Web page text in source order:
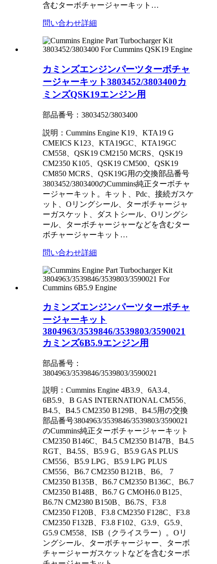
含むターボチャージャーキット…
問い合わせ詳細
カミンズエンジンパーツターボチャ
ージャーキット3803452/3803400カ
ミンズQSK19エンジン用
部品番号：3803452/3803400
説明：Cummins Engine K19、KTA19 G
CMEICS K123、KTA19GC、KTA19GC
CM558、QSK19 CM2150 MCRS、QSK19
CM2350 K105、QSK19 CM500、QSK19
CM850 MCRS、QSK19G用の交換部品番号
3803452/3803400のCummins純正ターボチャ
ージャーキット。キット、Pdc、接続ガスケ
ット、Oリングシール、ターボチャージャ
ーガスケット、ダストシール、Oリングシ
ール、ターボチャージャーなどを含むター
ボチャージャーキット…
問い合わせ詳細
カミンズエンジンパーツターボチャ
ージャーキット
3804963/3539846/3539803/3590021
カミンズ6B5.9エンジン用
部品番号：
3804963/3539846/3539803/3590021
説明：Cummins Engine 4B3.9、6A3.4、
6B5.9、B GAS INTERNATIONAL CM556、
B4.5、B4.5 CM2350 B129B、B4.5用の交換
部品番号3804963/3539846/3539803/3590021
のCummins純正ターボチャージャーキット
CM2350 B146C、B4.5 CM2350 B147B、B4.5
RGT、B4.5S、B5.9 G、B5.9 GAS PLUS
CM556、B5.9 LPG、B5.9 LPG PLUS
CM556、B6.7 CM2350 B121B、B6。 7
CM2350 B135B、B6.7 CM2350 B136C、B6.7
CM2350 B148B、B6.7 G CMOH6.0 B125、
B6.7N CM2380 B150B、B6.7S、F3.8
CM2350 F120B、F3.8 CM2350 F128C、F3.8
CM2350 F132B、F3.8 F102、G3.9、G5.9、
G5.9 CM558、ISB（クライスラー）。Oリ
ングシール、ターボチャージャー、ターボ
チャージャーガスケットなどを含むターボ